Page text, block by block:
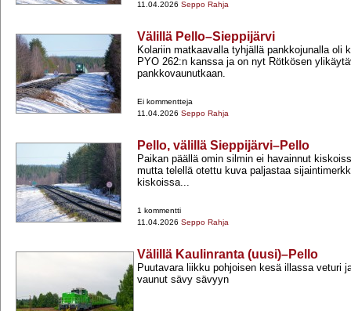
11.04.2026 Seppo Rahja
Välillä Pello–Sieppijärvi
Kolariin matkaavalla tyhjällä pankkojunalla oli
PYO 262:n kanssa ja on nyt Rötkösen
pankkovaunutkaan.
Ei kommentteja
11.04.2026 Seppo Rahja
Pello, välillä Sieppijärvi–Pello
Paikan päällä omin silmin ei havainnut
mutta telellä otettu kuva paljastaa
kiskoissa...
1 kommentti
11.04.2026 Seppo Rahja
Välillä Kaulinranta (uusi)–Pello
Puutavara liikku pohjoisen kesä illassa veturi
vaunut sävy sävyyn